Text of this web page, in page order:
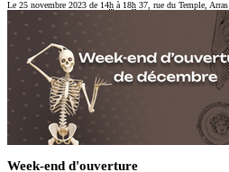
Le 25 novembre 2023 de 14h à 18h 37, rue du Temple, Arras
Week-end d'ouverture